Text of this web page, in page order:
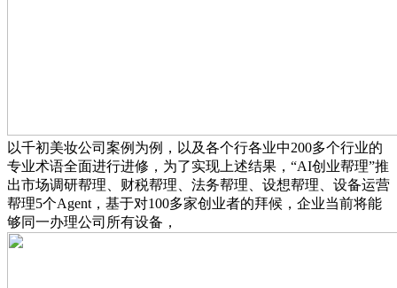
以千初美妆公司案例为例，以及各个行各业中200多个行业的
专业术语全面进行进修，为了实现上述结果，“AI创业帮理”推
出市场调研帮理、财税帮理、法务帮理、设想帮理、设备运营
帮理5个Agent，基于对100多家创业者的拜候，企业当前将能
够同一办理公司所有设备，